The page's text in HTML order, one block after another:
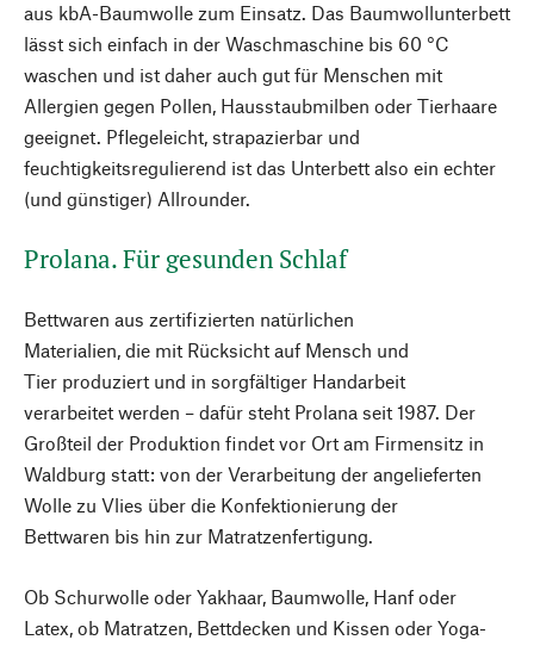
aus kbA-Baumwolle zum Einsatz. Das Baumwollunterbett
lässt sich einfach in der Waschmaschine bis 60 °C
waschen und ist daher auch gut für Menschen mit
Allergien gegen Pollen, Hausstaubmilben oder Tierhaare
geeignet. Pflegeleicht, strapazierbar und
feuchtigkeitsregulierend ist das Unterbett also ein echter
(und günstiger) Allrounder.
Prolana. Für gesunden Schlaf
Bettwaren aus zertifizierten natürlichen
Materialien, die mit Rücksicht auf Mensch und
Tier produziert und in sorgfältiger Handarbeit
verarbeitet werden – dafür steht Prolana seit 1987. Der
Großteil der Produktion findet vor Ort am Firmensitz in
Waldburg statt: von der Verarbeitung der angelieferten
Wolle zu Vlies über die Konfektionierung der
Bettwaren bis hin zur Matratzenfertigung.
Ob Schurwolle oder Yakhaar, Baumwolle, Hanf oder
Latex, ob Matratzen, Bettdecken und Kissen oder Yoga-